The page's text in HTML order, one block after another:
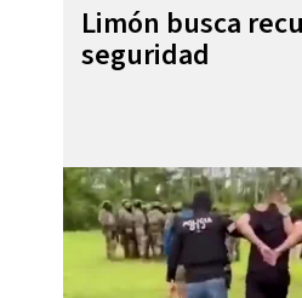
Limón busca
seguridad